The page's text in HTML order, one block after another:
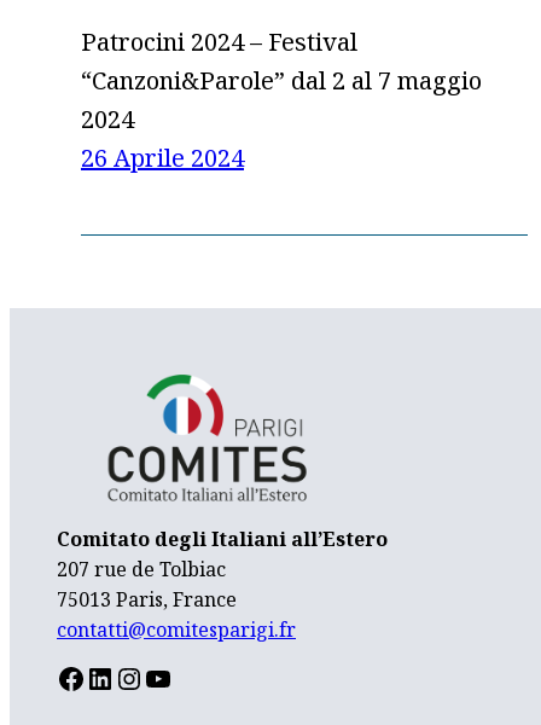
Patrocini 2024 – Festival
“Canzoni&Parole” dal 2 al 7 maggio
2024
26 Aprile 2024
Comitato degli Italiani all’Estero
207 rue de Tolbiac
75013 Paris, France
contatti@comitesparigi.fr
FACEBOOK LINKEDIN INSTAGRAM YOUTUBE